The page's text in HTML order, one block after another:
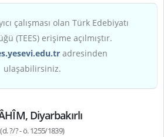
çalışması olan Türk Edebiyatı
(TEES) erişime açılmıştır.
adresinden
ulaşabilirsiniz.
Diyarbakırlı
(d. ?/? - ö. 1255/1839)